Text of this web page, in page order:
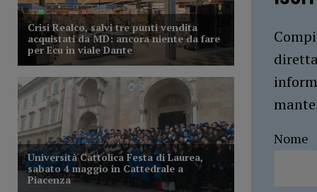
Nome